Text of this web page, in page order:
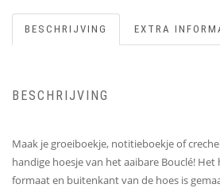
BESCHRIJVING EXTRA
BESCHRIJVING
Maak je groeiboekje, notitieboekje of
handige hoesje van het aaibare Bouclé! Het
formaat en buitenkant van de hoes is